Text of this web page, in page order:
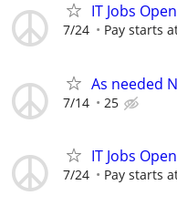
IT Jobs
7/24 Pay starts
As needed
7/14 25
IT Jobs
7/24 Pay starts